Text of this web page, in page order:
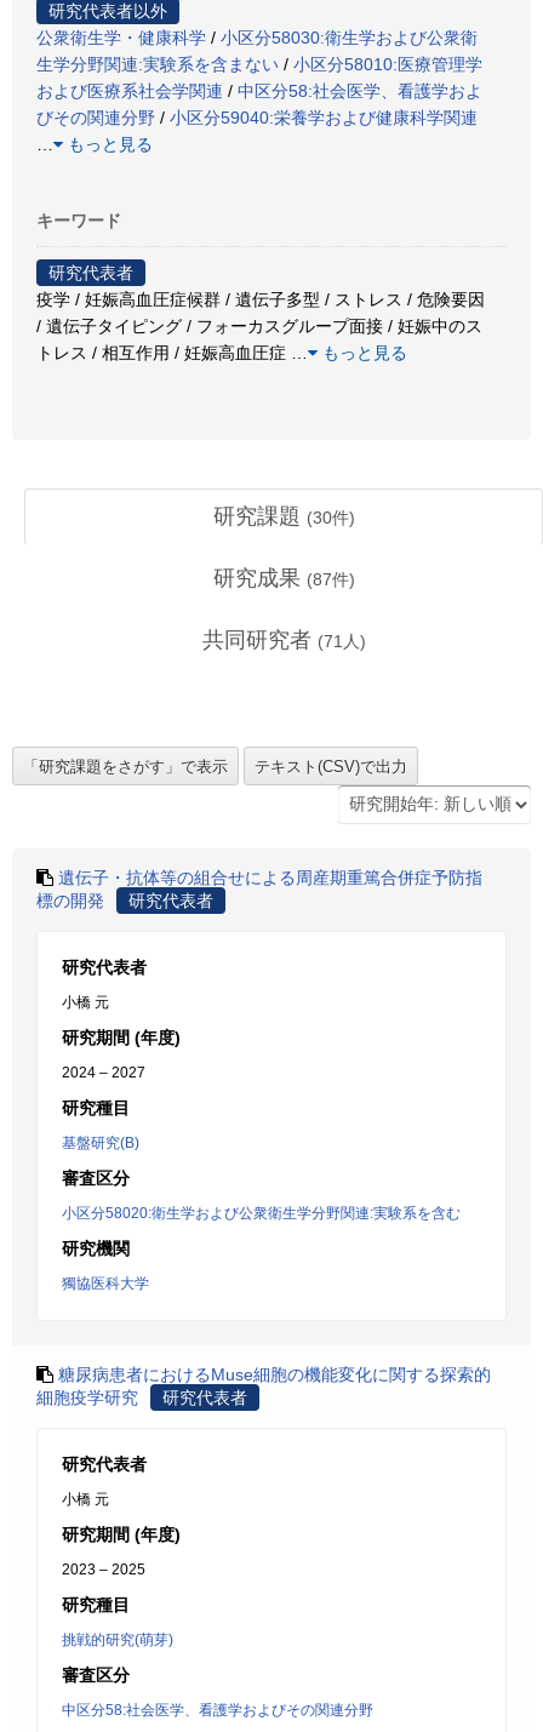
研究代表者以外
公衆衛生学・健康科学 / 小区分58030:衛生学および公衆衛
生学分野関連:実験系を含まない / 小区分58010:医療管理学
および医療系社会学関連 / 中区分58:社会医学、看護学およ
びその関連分野 / 小区分59040:栄養学および健康科学関連
もっと見る
キーワード
研究代表者
疫学 / 妊娠高血圧症候群 / 遺伝子多型 / ストレス / 危険要因
/ 遺伝子タイピング / フォーカスグループ面接 / 妊娠中のス
トレス / 相互作用 / 妊娠高血圧症
もっと見る
研究課題 (30件)
研究成果 (87件)
共同研究者 (71 人)
遺伝子・抗体等の組合せによる周産期重篤合併症予防指
標の開発
研究代表者
研究代表者
小橋 元
研究期間 (年度)
2024 – 2027
研究種目
基盤研究(B)
審査区分
小区分58020:衛生学および公衆衛生学分野関連:実験系を含む
研究機関
獨協医科大学
糖尿病患者におけるMuse細胞の機能変化に関する探索的
細胞疫学研究
研究代表者
研究代表者
小橋 元
研究期間 (年度)
2023 – 2025
研究種目
挑戦的研究(萌芽)
審査区分
中区分58:社会医学、看護学およびその関連分野